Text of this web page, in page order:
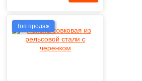
Топ продаж